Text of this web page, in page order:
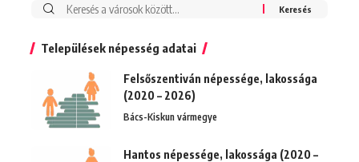
Keresés:
Települések népesség adatai
Felsőszentiván népessége, lakossága
(2020 – 2026)
Bács-Kiskun vármegye
Hantos népessége, lakossága (2020 –